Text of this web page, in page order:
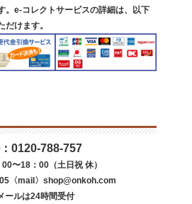
。e-コレクトサービスの詳細は、以下
けます。
0120-788-757
〜18：00（土日祝 休）
〈mail〉shop@onkoh.com
ールは24時間受付